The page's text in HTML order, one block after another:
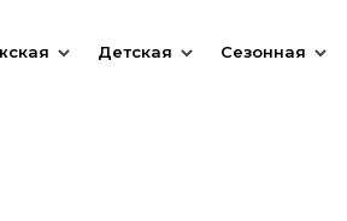
Детская Сезонная